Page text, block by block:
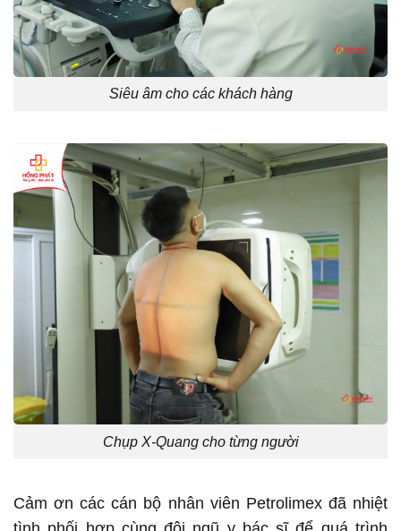
Siêu âm cho các khách hàng
Chụp X-Quang cho từng người
Cảm ơn các cán bộ nhân viên Petrolimex đã nhiệt